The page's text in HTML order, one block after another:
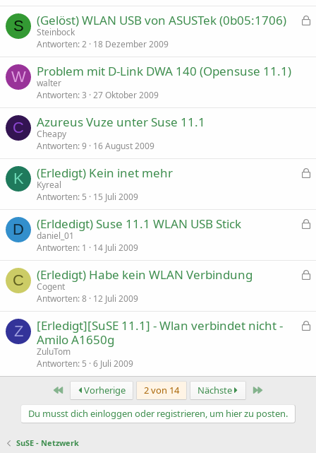
S (Gelöst) WLAN USB von ASUSTek (0b05:1706)
Steinbock
Antworten 2 18 Dezember 2009
W Problem mit D-Link DWA 140 (Opensuse 11.1)
walter
Antworten 3 27 Oktober 2009
C Azureus Vuze unter Suse 11.1
Cheapy
Antworten 9 16 August 2009
K
e
(Erledigt) Kein inet mehr
Kyreal
Antworten 5 15 Juli 2009
D
e
(Erldedigt) Suse 11.1 WLAN USB Stick
daniel_01
Antworten 1 14 Juli 2009
C
e
(Erledigt) Habe kein WLAN Verbindung
Cogent
Antworten 8 12 Juli 2009
Z
e
[Erledigt][SuSE 11.1] - Wlan verbindet nicht -
Amilo A1650g
ZuluTom
Antworten 5 6 Juli 2009
ErsteVorherige 2 von 14 Nächste
Letzte
Du musst dich einloggen oder registrieren, um hier zu posten.
SuSE - Netzwerk